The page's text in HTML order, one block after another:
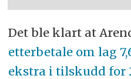
Det ble klart at
etterbetale om lag
ekstra i tilskudd for